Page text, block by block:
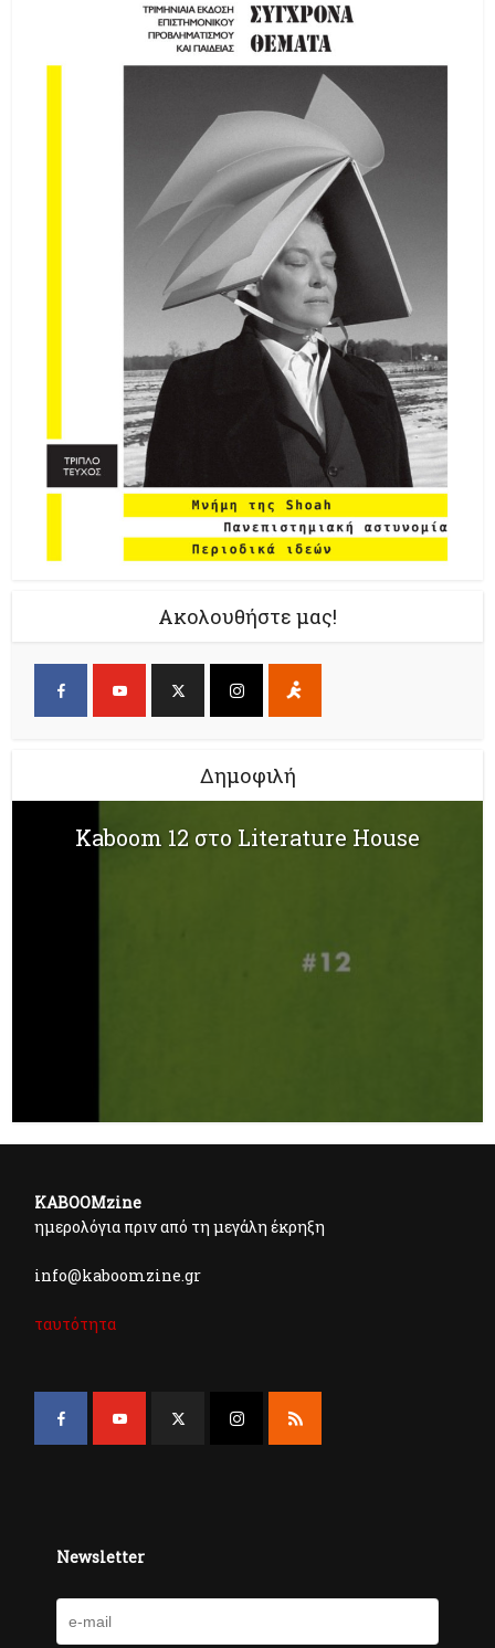
Ακολουθήστε μας!
Δημοφιλή
Kaboom 12 στο Literature House
KABOOMzine
ημερολόγια πριν από τη μεγάλη έκρηξη
info@kaboomzine.gr
ταυτότητα
Newsletter